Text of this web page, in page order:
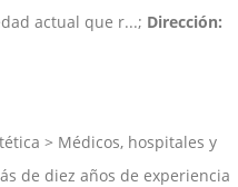
actual que r...; Dirección:
> Médicos, hospitales y
de diez años de experiencia